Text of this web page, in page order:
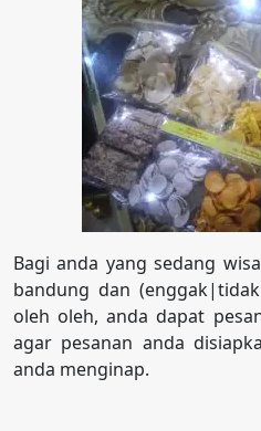
Bagi anda yang sedang
bandung dan
oleh oleh, anda dapat
agar pesanan anda
anda menginap.